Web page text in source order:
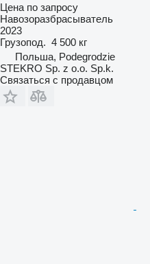
Цена по запросу
Навозоразбрасыватель
2023
Грузопод. 4 500 кг
Польша, Podegrodzie
STEKRO Sp. z o.o. Sp.k.
Связаться с продавцом